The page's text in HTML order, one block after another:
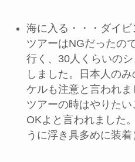
海に入る・・・ダイ
ツアーはNGだったの
行く、30人くらいの
しました。日本人の
ケルも注意と言われ
ツアーの時はやりた
OKよと言われました
うに浮き具多めに装着